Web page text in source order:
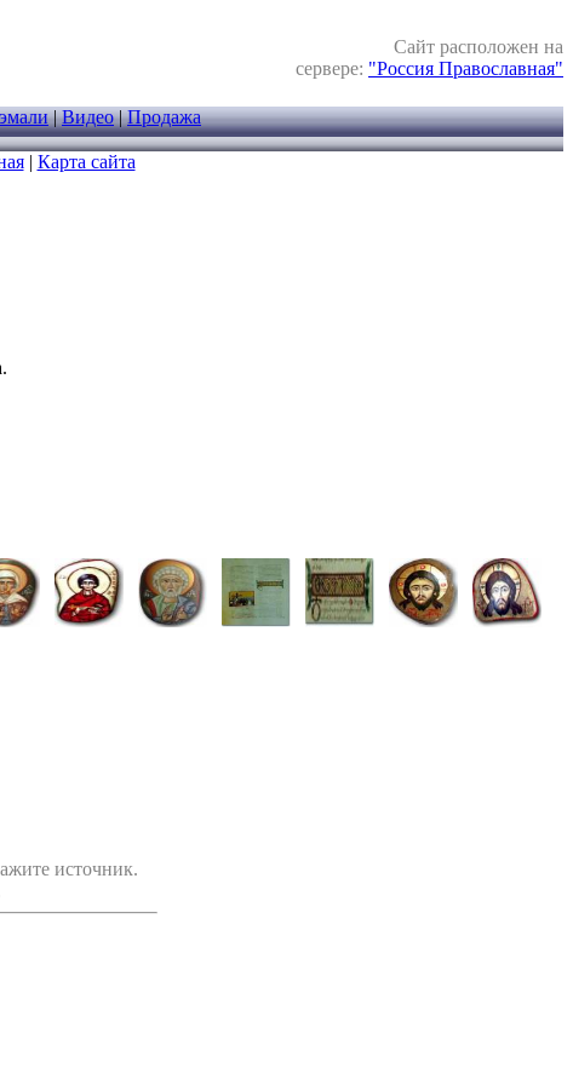
Сайт расположен на
сервере: "Россия Православная"
|Видео|Продажа
| Карта сайта
источник.